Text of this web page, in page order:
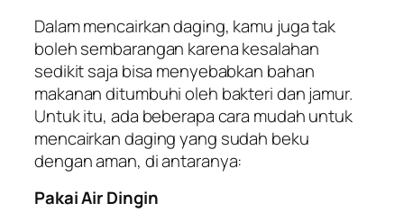
Dalam mencairkan daging, kamu juga tak
boleh sembarangan karena kesalahan
sedikit saja bisa menyebabkan bahan
makanan ditumbuhi oleh bakteri dan jamur.
Untuk itu, ada beberapa cara mudah untuk
mencairkan daging yang sudah beku
dengan aman, di antaranya:
Pakai Air Dingin